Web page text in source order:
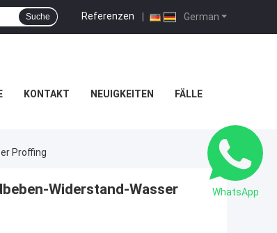
German
Referenzen |
Suche
KONTAKT NEUIGKEITEN FÄLLE
Proffing
Widerstand-Wasser
WhatsApp